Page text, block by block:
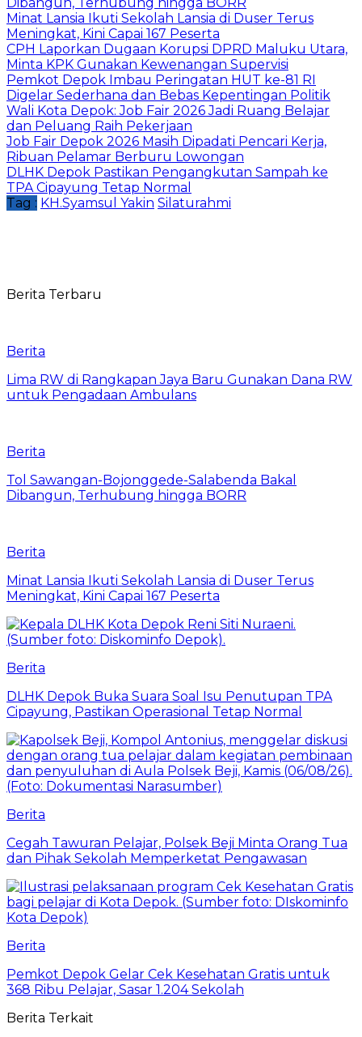
Minat Lansia Ikuti Sekolah Lansia di Duser Terus
Meningkat, Kini Capai 167 Peserta
CPH Laporkan Dugaan Korupsi DPRD Maluku Utara,
Minta KPK Gunakan Kewenangan Supervisi
Pemkot Depok Imbau Peringatan HUT ke-81 RI
Digelar Sederhana dan Bebas Kepentingan Politik
Wali Kota Depok: Job Fair 2026 Jadi Ruang Belajar
dan Peluang Raih Pekerjaan
Job Fair Depok 2026 Masih Dipadati Pencari Kerja,
Ribuan Pelamar Berburu Lowongan
DLHK Depok Pastikan Pengangkutan Sampah ke
TPA Cipayung Tetap Normal
Tag : KH.Syamsul Yakin Silaturahmi
Berita Terbaru
Berita
Lima RW di Rangkapan Jaya Baru Gunakan Dana RW
untuk Pengadaan Ambulans
Berita
Tol Sawangan-Bojonggede-Salabenda Bakal
Dibangun, Terhubung hingga BORR
Berita
Minat Lansia Ikuti Sekolah Lansia di Duser Terus
Meningkat, Kini Capai 167 Peserta
Berita
DLHK Depok Buka Suara Soal Isu Penutupan TPA
Cipayung, Pastikan Operasional Tetap Normal
Berita
Cegah Tawuran Pelajar, Polsek Beji Minta Orang Tua
dan Pihak Sekolah Memperketat Pengawasan
Berita
Pemkot Depok Gelar Cek Kesehatan Gratis untuk
368 Ribu Pelajar, Sasar 1.204 Sekolah
Berita Terkait